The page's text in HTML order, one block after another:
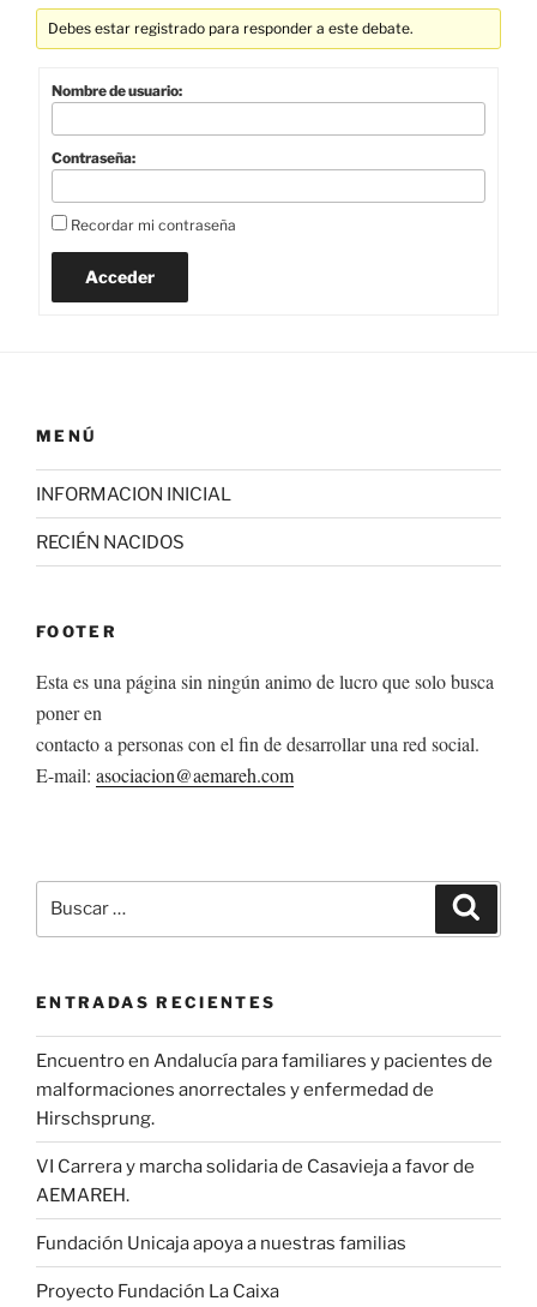
Debes estar registrado para responder a este debate.
Nombre de usuario:
Contraseña:
Recordar mi contraseña
Acceder
MENÚ
INFORMACION INICIAL
RECIÉN NACIDOS
FOOTER
Esta es una página sin ningún animo de lucro que solo busca
poner en
contacto a personas con el fin de desarrollar una red social.
E-mail: asociacion@aemareh.com
por:
ENTRADAS RECIENTES
Encuentro en Andalucía para familiares y pacientes de
malformaciones anorrectales y enfermedad de
Hirschsprung.
VI Carrera y marcha solidaria de Casavieja a favor de
AEMAREH.
Fundación Unicaja apoya a nuestras familias
Proyecto Fundación La Caixa